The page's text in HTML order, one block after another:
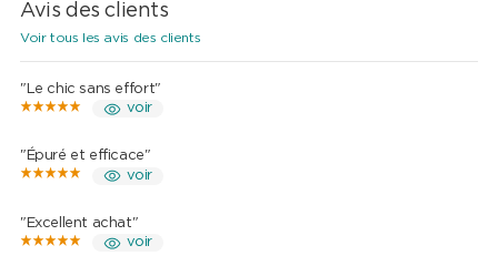
Avis des clients
Voir tous les avis des clients
"Le chic sans effort"
voir
"Épuré et efficace"
voir
"Excellent achat"
voir